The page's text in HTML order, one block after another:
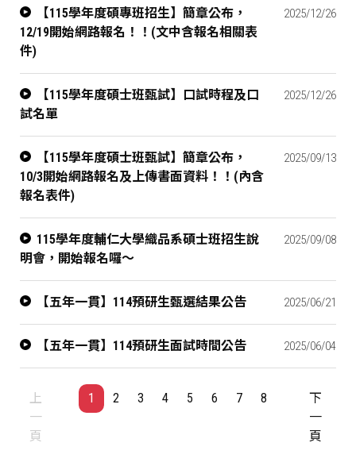
【115學年度碩專班招生】簡章公布，
12/19開始網路報名！！(文中含報名相關表
件)
2025/12/26
【115學年度碩士班甄試】口試時程及口
試名單
2025/12/26
【115學年度碩士班甄試】簡章公布，
10/3開始網路報名及上傳書面資料！！(內含
報名表件)
2025/09/13
115學年度輔仁大學織品系碩士班招生說
明會，開始報名囉～
2025/09/08
【五年一貫】114預研生甄選結果公告 2025/06/21
【五年一貫】114預研生面試時間公告 2025/06/04
上
一
頁
1 2 3 4 5 6 7 8
下
一
頁